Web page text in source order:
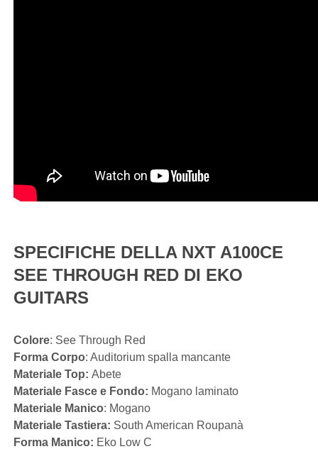
SPECIFICHE DELLA NXT A100CE
SEE THROUGH RED DI EKO
GUITARS
Colore: See Through Red
Forma Corpo: Auditorium spalla mancante
Materiale Top: Abete
Materiale Fasce e Fondo: Mogano laminato
Materiale Manico: Mogano
Materiale Tastiera: South American Roupanà
Forma Manico: Eko Low C